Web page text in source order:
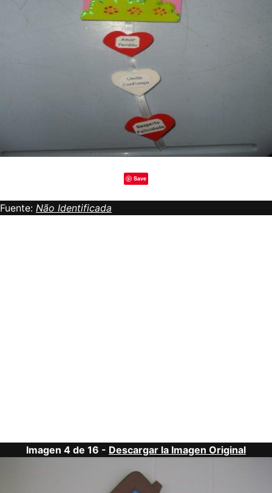
Save
Fuente: Não Identificada
Imagen 4 de 16 - Descargar la Imagen Original